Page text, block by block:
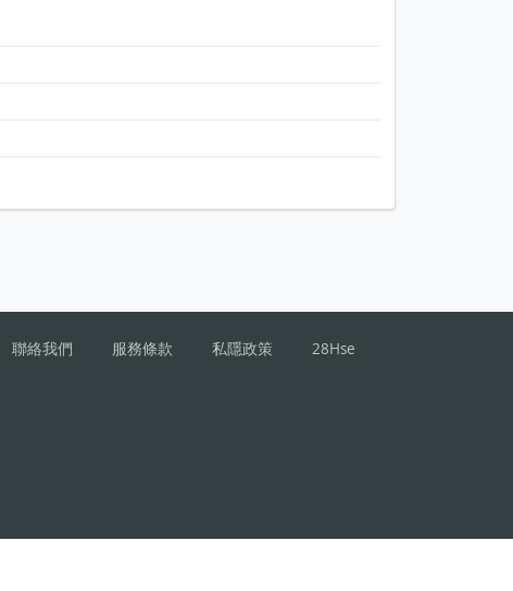
聯絡我們 服務條款 私隱政策 28Hse